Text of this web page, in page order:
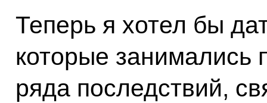
Теперь я хотел бы
которые занимались
ряда последствий,